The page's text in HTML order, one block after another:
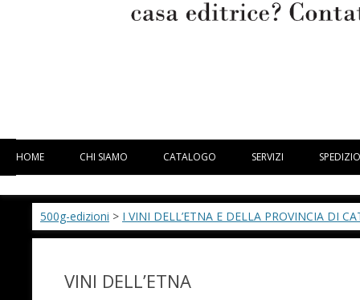
HOME CHI SIAMO CATALOGO SERVIZI
500g-edizioni > I VINI DELL’ETNA E DELLA PROVINCIA DI
VINI DELL’ETNA